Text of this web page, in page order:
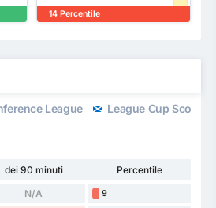
14 Percentile
League League Cup Scozzese
dei 90 minuti
Percentile
N/A 9